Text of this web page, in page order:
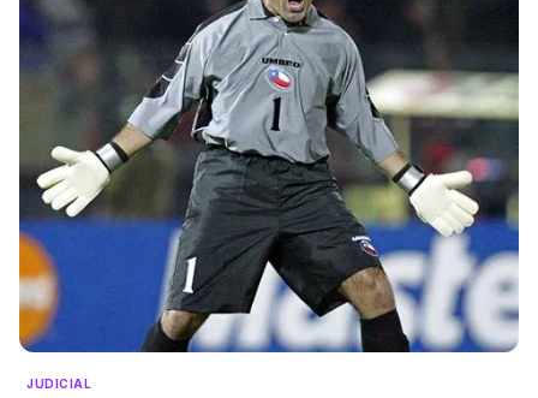
JUDICIAL